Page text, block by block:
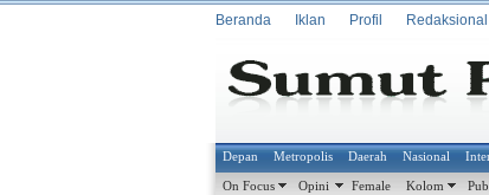
Beranda Iklan Profil Redaksional
Depan Metropolis Daerah Nasional
On Focus Opini Female Kolom